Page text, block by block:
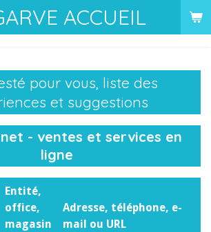
ACCUEIL
pour vous, liste des
et suggestions
- ventes et services en
ligne
Entité,
office,
magasin
Adresse, téléphone, e-
mail ou URL